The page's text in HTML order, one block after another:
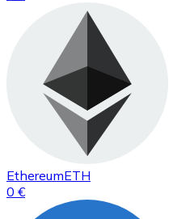
EthereumETH
0 €